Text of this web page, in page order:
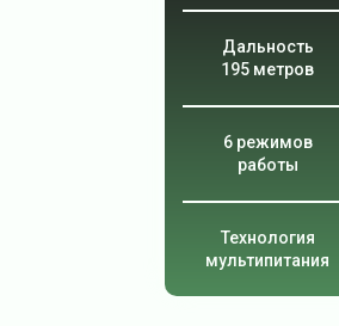
Дальность
195 метров
6 режимов
работы
Технология
мультипитания